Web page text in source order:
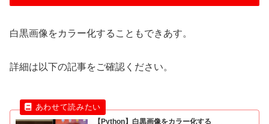
白黒画像をカラー化することもできあす。
詳細は以下の記事をご確認ください。
【Python】白黒画像をカラー化する